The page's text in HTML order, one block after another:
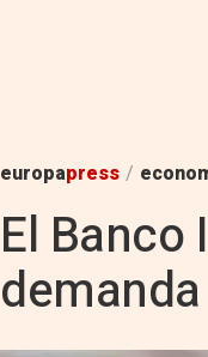
europapress /
El